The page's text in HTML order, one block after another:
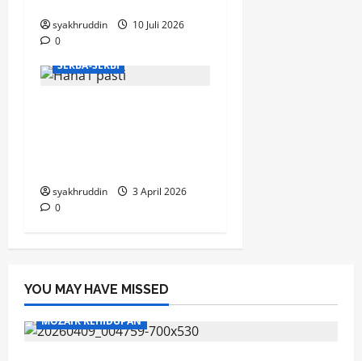
syakhruddin
10 Juli 2026
0
SERBA-SERBI
syakhruddin
3 April 2026
0
YOU MAY HAVE MISSED
MOZAIK KEHIDUPAN